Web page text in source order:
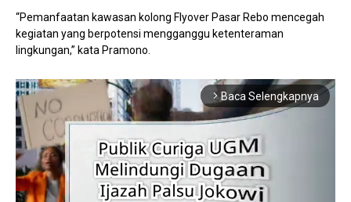
“Pemanfaatan kawasan kolong Flyover Pasar Rebo mencegah
kegiatan yang berpotensi mengganggu ketenteraman
lingkungan,” kata Pramono.
arrow_forward_ios Baca Selengkapnya